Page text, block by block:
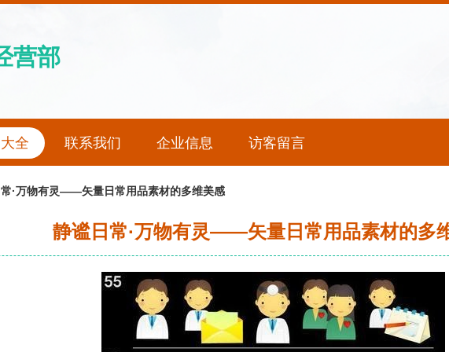
营部
全 联系我们 企业信息 访客留言
·万物有灵——矢量日常用品素材的多维美感
静谧日常·万物有灵——矢量日常用品素材的多